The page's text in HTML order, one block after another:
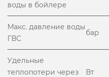
воды в бойлере
Макс. давление воды
ГВС
бар
Удельные
теплопотери через
Вт